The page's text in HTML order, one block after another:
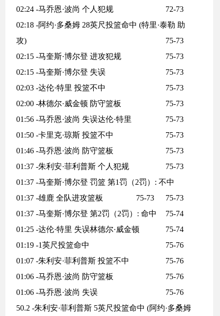
02:24 -马乔恩·波尚 个人犯规
72-73
02:18 -阿约·多桑姆 28英尺投篮命中 (特里·泰勒 助
攻)
75-73
02:15 -马奎斯·博尔登 进攻犯规
75-73
02:15 -马奎斯·博尔登 失误
75-73
02:03 -达伦·特里 投篮不中
75-73
02:00 -林德尔·威金顿 防守篮板
75-73
01:56 -马乔恩·波尚 失误达伦·特里
75-73
01:50 -卡里克·琼斯 投篮不中
75-73
01:46 -马乔恩·波尚 防守篮板
75-73
01:37 -朱利安·菲利普斯 个人犯规
75-73
01:37 -马奎斯·博尔登 罚篮 第1罚（2罚）: 不中
75-73
01:37 -雄鹿 全队进攻篮板
75-73
01:37 -马奎斯·博尔登 第2罚（2罚）: 命中
75-74
01:25 -达伦·特里 失误林德尔·威金顿
75-74
01:19 -1英尺投篮命中
75-76
01:07 -朱利安·菲利普斯 投篮不中
75-76
01:06 -马乔恩·波尚 防守篮板
75-76
01:06 -马乔恩·波尚 失误
75-76
50.2 -朱利安·菲利普斯 5英尺投篮命中 (阿约·多桑姆